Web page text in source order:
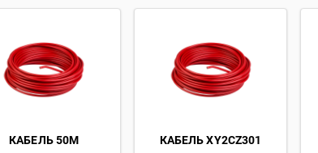
КАБЕЛЬ 50М КАБЕЛЬ XY2CZ301